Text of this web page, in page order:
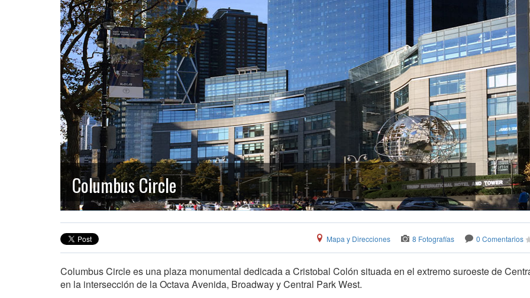
Columbus Circle
0 Comentarios
8 Fotografías
Mapa y Direcciones
Columbus Circle es una plaza monumental dedicada a Cristobal Colón situada en el extremo suroeste de
en la intersección de la Octava Avenida, Broadway y Central Park West.